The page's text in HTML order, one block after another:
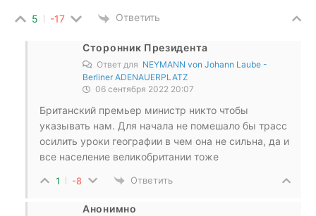
5 -17 Ответить
Сторонник Президента
Ответ для NEYMANN von Johann Laube -
Berliner ADENAUERPLATZ
06 сентября 2022 20:07
Британский премьер министр никто чтобы
указывать нам. Для начала не помешало бы трасс
осилить уроки географии в чем она не сильна, да и
все население великобритании тоже
1 -8 Ответить
Анонимно